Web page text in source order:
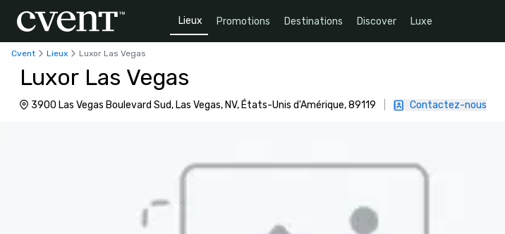
Lieux Promotions Destinations Discover Luxe
Cvent Lieux Luxor Las Vegas
Luxor Las Vegas
3900 Las Vegas Boulevard Sud, Las Vegas, NV, États-Unis d'Amérique, 89119 Contactez-nous